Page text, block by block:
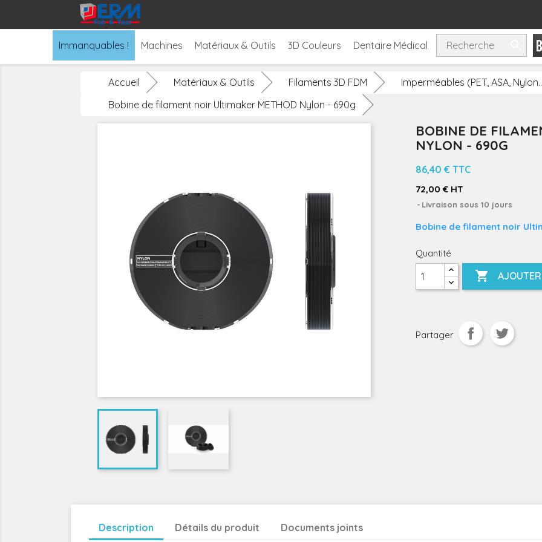
Immanquables ! Machines Matériaux & Outils 3D Couleurs Dentaire Médical
Accueil Matériaux & Outils Filaments 3D FDM
Imperméables (PET, ASA,
Bobine de filament noir Ultimaker METHOD Nylon - 690g
BOBINE DE
NYLON - 690G
86,40 € TTC
72,00 € HT
Livraison sous 10 jours
Bobine de filament noir
Quantité

Partager
Description Détails du produit Documents joints